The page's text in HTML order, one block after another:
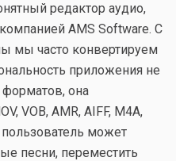
редактор аудио,
AMS Software. С
мы часто конвертируем
приложения не
форматов, она
VOB, AMR, AIFF, M4A,
может
песни, переместить